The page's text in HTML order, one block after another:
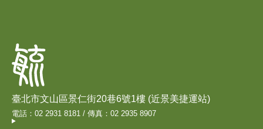
臺北市文山區景仁街20巷6號1樓 (近景美捷運站)
電話：02 2931 8181 / 傳真：02 2935 8907